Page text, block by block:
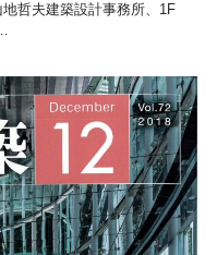
哲夫建築設計事務所、1F